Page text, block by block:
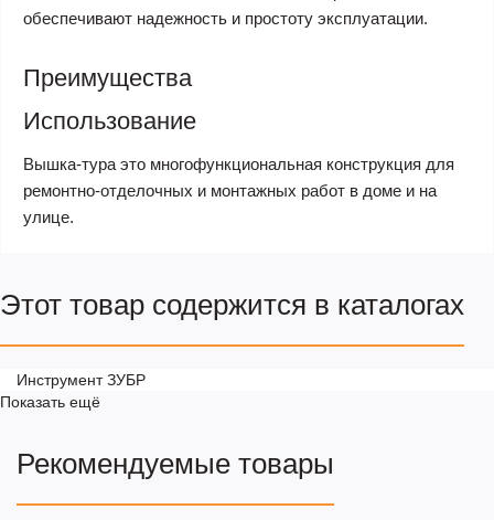
обеспечивают надежность и простоту эксплуатации.
Преимущества
Использование
Вышка-тура это многофункциональная конструкция для
ремонтно-отделочных и монтажных работ в доме и на
улице.
Этот товар содержится в каталогах
Инструмент ЗУБР
Показать ещё
Рекомендуемые товары